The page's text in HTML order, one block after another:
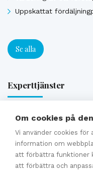
Uppskattat
Se alla
Experttjänster
Förmedling av en
Generationsväxling
Värdering
Uppskattat
Om cookies på
Vi använder cookies för
information om
att förbättra funktioner
att förbättra och